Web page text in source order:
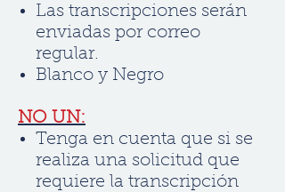
Las transcripciones serán
enviadas por correo
regular.
Blanco y Negro
NO UN:
Tenga en cuenta que si se
realiza una solicitud que
requiere la transcripción